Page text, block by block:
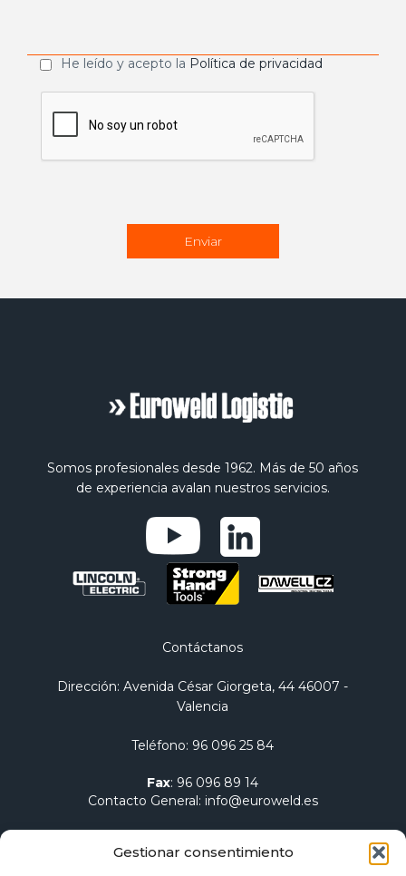
Gestionar consentimiento
He leído y acepto la Política de privacidad
Somos profesionales desde 1962. Más de 50 años
de experiencia avalan nuestros servicios.
Contáctanos
Dirección: Avenida César Giorgeta, 44 46007 -
Valencia
Teléfono: 96 096 25 84
Fax: 96 096 89 14
Contacto General: info@euroweld.es